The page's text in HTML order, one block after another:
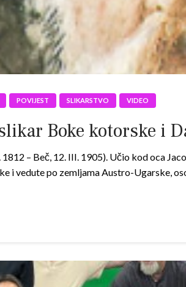
POVIJEST SLIKARSTVO VIDEO
Boke kotorske i
– Beč, 12. III. 1905). Učio kod oca
i vedute po zemljama Austro-Ugarske,